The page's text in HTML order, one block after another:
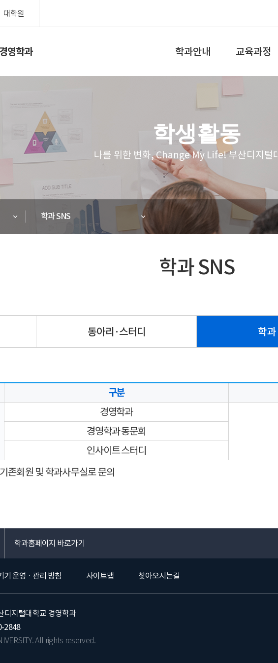
대학원
경영학과
메
학과안내
교수소개
학과특성화
졸업 후 진로
학과홍보
교육과정
교육과정
전공역량
학과로드맵
강좌체험
학생활동
나를 위한 변화, Change My Life! 부산디지털
학과 SNS
학과 SNS
동아리·스터디 학
구분
경영학과
경영학과 동문회
인사이트 스터디
존회원 및 학과사무실로 문의
학과홈페이지 바로가기
기 운영 · 관리 방침 사이트맵 찾아오시는길
디지털대학교 경영학과
2848
All rights reserved.